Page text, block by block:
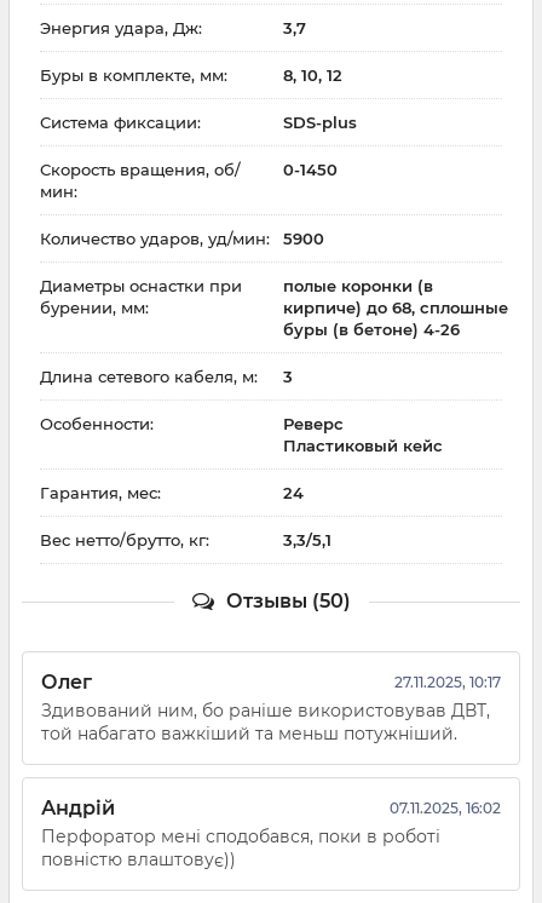
Энергия удара, Дж: 3,7
Буры в комплекте, мм: 8, 10, 12
Система фиксации: SDS-plus
Скорость вращения, об/
мин:
0-1450
Количество ударов, уд/мин: 5900
Диаметры оснастки при
бурении, мм:
полые коронки (в
кирпиче) до 68, сплошные
буры (в бетоне) 4-26
Длина сетевого кабеля, м: 3
Особенности:
Реверс
Пластиковый кейс
Гарантия, мес: 24
Вес нетто/брутто, кг: 3,3/5,1
Отзывы (50)
Олег 27.11.2025, 10:17
Здивований ним, бо раніше використовував ДВТ,
той набагато важкіший та меньш потужніший.
Андрій 07.11.2025, 16:02
Перфоратор мені сподобався, поки в роботі
повністю влаштовує))